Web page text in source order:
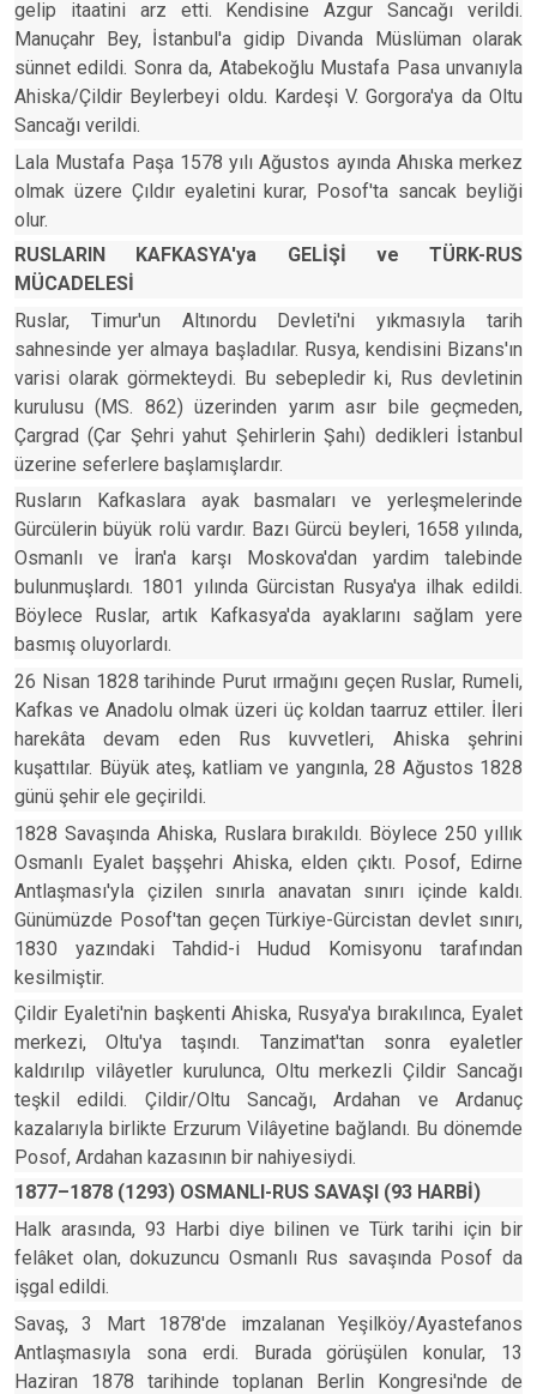
gelip itaatini arz etti. Kendisine Azgur Sancağı verildi.
Manuçahr Bey, İstanbul'a gidip Divanda Müslüman olarak
sünnet edildi. Sonra da, Atabekoğlu Mustafa Pasa unvanıyla
Ahiska/Çildir Beylerbeyi oldu. Kardeşi V. Gorgora'ya da Oltu
Sancağı verildi.
Lala Mustafa Paşa 1578 yılı Ağustos ayında Ahıska merkez
olmak üzere Çıldır eyaletini kurar, Posof'ta sancak beyliği
olur.
RUSLARIN KAFKASYA'ya GELİŞİ ve TÜRK-RUS
MÜCADELESİ
Ruslar, Timur'un Altınordu Devleti'ni yıkmasıyla tarih
sahnesinde yer almaya başladılar. Rusya, kendisini Bizans'ın
varisi olarak görmekteydi. Bu sebepledir ki, Rus devletinin
kurulusu (MS. 862) üzerinden yarım asır bile geçmeden,
Çargrad (Çar Şehri yahut Şehirlerin Şahı) dedikleri İstanbul
üzerine seferlere başlamışlardır.
Rusların Kafkaslara ayak basmaları ve yerleşmelerinde
Gürcülerin büyük rolü vardır. Bazı Gürcü beyleri, 1658 yılında,
Osmanlı ve İran'a karşı Moskova'dan yardim talebinde
bulunmuşlardı. 1801 yılında Gürcistan Rusya'ya ilhak edildi.
Böylece Ruslar, artık Kafkasya'da ayaklarını sağlam yere
basmış oluyorlardı.
26 Nisan 1828 tarihinde Purut ırmağını geçen Ruslar, Rumeli,
Kafkas ve Anadolu olmak üzeri üç koldan taarruz ettiler. İleri
harekâta devam eden Rus kuvvetleri, Ahiska şehrini
kuşattılar. Büyük ateş, katliam ve yangınla, 28 Ağustos 1828
günü şehir ele geçirildi.
1828 Savaşında Ahiska, Ruslara bırakıldı. Böylece 250 yıllık
Osmanlı Eyalet başşehri Ahiska, elden çıktı. Posof, Edirne
Antlaşması'yla çizilen sınırla anavatan sınırı içinde kaldı.
Günümüzde Posof'tan geçen Türkiye-Gürcistan devlet sınırı,
1830 yazındaki Tahdid-i Hudud Komisyonu tarafından
kesilmiştir.
Çildir Eyaleti'nin başkenti Ahiska, Rusya'ya bırakılınca, Eyalet
merkezi, Oltu'ya taşındı. Tanzimat'tan sonra eyaletler
kaldırılıp vilâyetler kurulunca, Oltu merkezli Çildir Sancağı
teşkil edildi. Çildir/Oltu Sancağı, Ardahan ve Ardanuç
kazalarıyla birlikte Erzurum Vilâyetine bağlandı. Bu dönemde
Posof, Ardahan kazasının bir nahiyesiydi.
1877–1878 (1293) OSMANLI-RUS SAVAŞI (93 HARBİ)
Halk arasında, 93 Harbi diye bilinen ve Türk tarihi için bir
felâket olan, dokuzuncu Osmanlı Rus savaşında Posof da
işgal edildi.
Savaş, 3 Mart 1878'de imzalanan Yeşilköy/Ayastefanos
Antlaşmasıyla sona erdi. Burada görüşülen konular, 13
Haziran 1878 tarihinde toplanan Berlin Kongresi'nde de